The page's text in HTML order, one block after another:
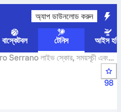
অ্যাপ ডাউনলোড করুন
বাস্কেটবল টেনিস
আইস হকি
Serrano লাইভ স্কোর, সময়সূচী এবং
98